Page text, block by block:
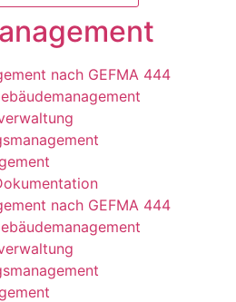
nach GEFMA 444
nach GEFMA 444